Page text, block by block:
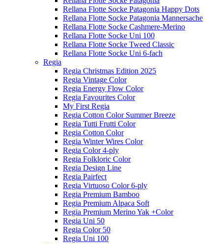
Rellana Flotte Socke Patagonia Happy Dots
Rellana Flotte Socke Patagonia Mannersache
Rellana Flotte Socke Cashmere-Merino
Rellana Flotte Socke Uni 100
Rellana Flotte Socke Tweed Classic
Rellana Flotte Socke Uni 6-fach
Regia
Regia Christmas Edition 2025
Regia Vintage Color
Regia Energy Flow Color
Regia Favourites Color
My First Regia
Regia Cotton Color Summer Breeze
Regia Tutti Frutti Color
Regia Cotton Color
Regia Winter Wires Color
Regia Color 4-ply
Regia Folkloric Color
Regia Design Line
Regia Pairfect
Regia Virtuoso Color 6-ply
Regia Premium Bamboo
Regia Premium Alpaca Soft
Regia Premium Merino Yak +Color
Regia Uni 50
Regia Color 50
Regia Uni 100